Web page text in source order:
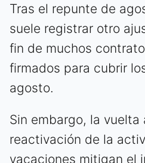
Tras el repunte de
suele registrar otro
fin de muchos
firmados para cubrir
agosto.
Sin embargo, la vuelta
reactivación de la
vacaciones mitigan el